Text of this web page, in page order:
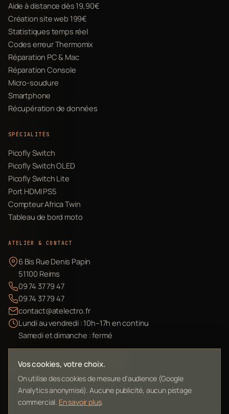
Aide à distance dès 19,90€
Création site web 199€
Statistiques temps réel
Codes erreur Thermomix
Réparation PC & Mac
Réparation Console
Micro-soudure
Smartphone
Récupération de données
SPÉCIALITÉS
Picofly Switch
Picofly Switch OLED
Picofly Switch Lite
Port HDMI PS5
Compteur Africa Twin
Tableau de bord moto
ATELIER & CONTACT
6 Bis Rue Denis Papin
51100 Reims
09 74 37 79 47
09 74 37 79 47
contact@atelectro.fr
Lundi au vendredi : 10h–17h en continu
Samedi et dimanche : fermé
Envoyer mon matériel
Vos cookies, votre choix.
On utilise des cookies de mesure d'audience (Google
Analytics anonymisé). Aucune publicité, aucun pistage
commercial. En savoir plus.